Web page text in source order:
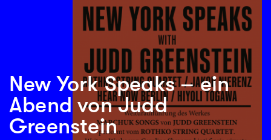
New York Speaks – ein
Abend von Judd
Greenstein